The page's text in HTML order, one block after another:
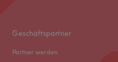
Geschäftspartner
Partner werden